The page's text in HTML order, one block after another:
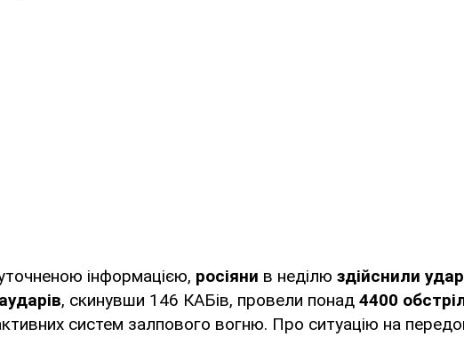
інформацією, росіяни в неділю здійснили
, скинувши 146 КАБів, провели понад 4400
систем залпового вогню. Про ситуацію на